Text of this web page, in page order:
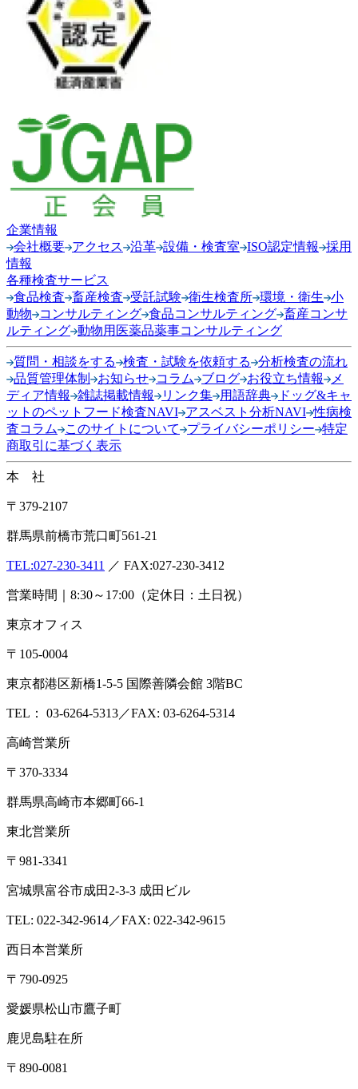
企業情報
会社概要 アクセス 沿革 設備・検査室 ISO認定情報
採用
情報
各種検査サービス
食品検査 畜産検査 受託試験 衛生検査所 環境・衛生 小
動物
コンサルティング 食品コンサルティング 畜産コンサ
ルティング 動物用医薬品薬事コンサルティング
質問・相談をする 検査・試験を依頼する
分析検査の流れ
品質管理体制
お知らせ コラム ブログ お役立ち情報
メ
ディア情報
雑誌掲載情報 リンク集 用語辞典
ドッグ&キャ
ットのペットフード検査NAVI アスベスト分析NAVI 性病検
査コラム
このサイトについて プライバシーポリシー 特定
商取引に基づく表示
本 社
〒379-2107
群馬県前橋市荒口町561-21
TEL:027-230-3411 ／ FAX:027-230-3412
営業時間｜8:30～17:00（定休日：土日祝）
東京オフィス
〒105-0004
東京都港区新橋1-5-5 国際善隣会館 3階BC
TEL： 03-6264-5313／FAX: 03-6264-5314
高崎営業所
〒370-3334
群馬県高崎市本郷町66-1
東北営業所
〒981-3341
宮城県富谷市成田2-3-3 成田ビル
TEL: 022-342-9614／FAX: 022-342-9615
西日本営業所
〒790-0925
愛媛県松山市鷹子町
鹿児島駐在所
〒890-0081